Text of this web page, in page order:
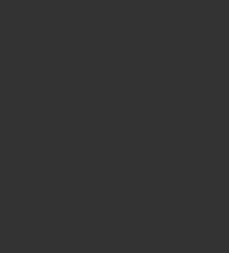
WITH BAG CHARM